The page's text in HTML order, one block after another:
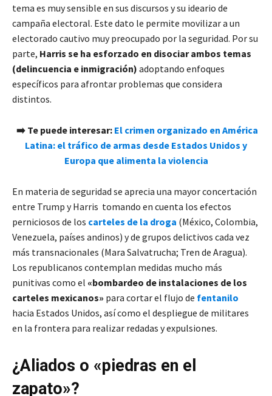
tema es muy sensible en sus discursos y su ideario de
campaña electoral. Este dato le permite movilizar a un
electorado cautivo muy preocupado por la seguridad. Por su
parte, Harris se ha esforzado en disociar ambos temas
(delincuencia e inmigración) adoptando enfoques
específicos para afrontar problemas que considera
distintos.
➡️ Te puede interesar: El crimen organizado en América
Latina: el tráfico de armas desde Estados Unidos y
Europa que alimenta la violencia
En materia de seguridad se aprecia una mayor concertación
entre Trump y Harris tomando en cuenta los efectos
perniciosos de los carteles de la droga (México, Colombia,
Venezuela, países andinos) y de grupos delictivos cada vez
más transnacionales (Mara Salvatrucha; Tren de Aragua).
Los republicanos contemplan medidas mucho más
punitivas como el «bombardeo de instalaciones de los
carteles mexicanos» para cortar el flujo de fentanilo
hacia Estados Unidos, así como el despliegue de militares
en la frontera para realizar redadas y expulsiones.
¿Aliados o «piedras en el
zapato»?